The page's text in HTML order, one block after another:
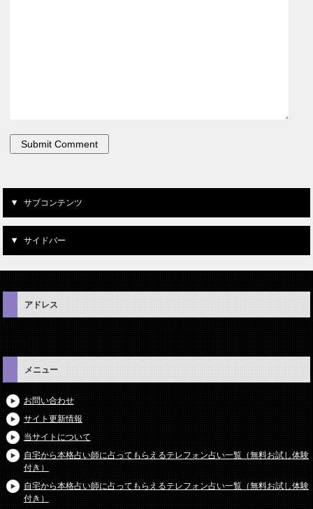
サブコンテンツ
サイドバー
アドレス
メニュー
お問い合わせ
サイト更新情報
当サイトについて
自宅から本格占い師に占ってもらえるテレフォン占い一覧（無料お試し体験
付き）
自宅から本格占い師に占ってもらえるテレフォン占い一覧（無料お試し体験
付き）